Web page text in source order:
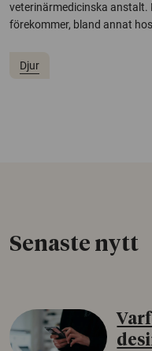
veterinärmedicinska anstalt.
förekommer, bland annat
Djur
Senaste nytt